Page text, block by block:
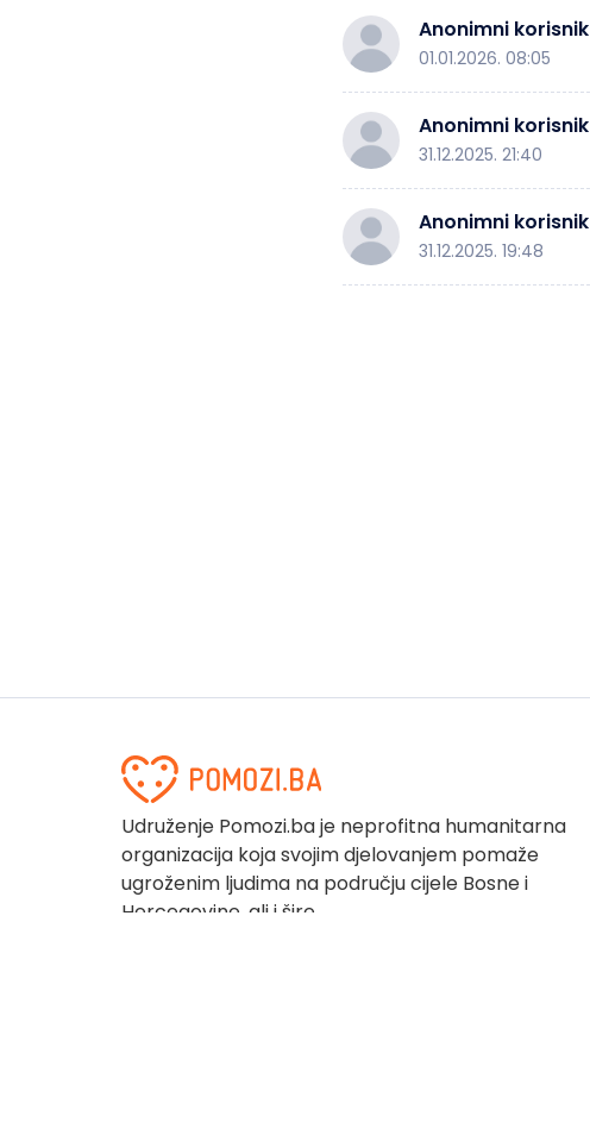
Anonimni korisnik
01.01.2026. 08:05
Anonimni korisnik
31.12.2025. 21:40
Anonimni korisnik
31.12.2025. 19:48
Udruženje Pomozi.ba je neprofitna humanitarna
organizacija koja svojim djelovanjem pomaže
ugroženim ljudima na području cijele Bosne i
Hercegovine, ali i šire.